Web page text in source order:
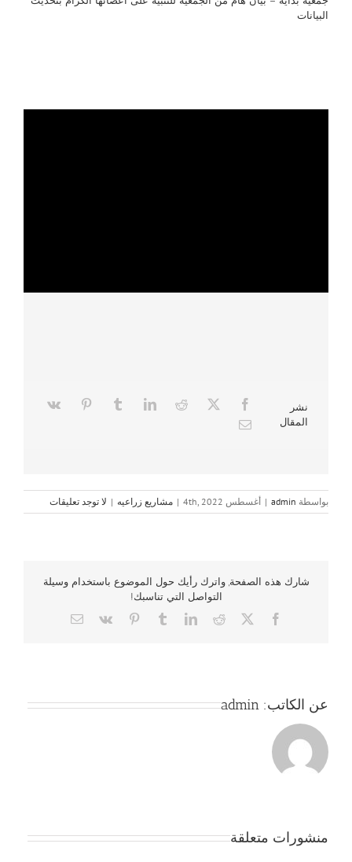
البيانات
نشر
المقال
بواسطة admin
| أغسطس 4th, 2022 | مشاريع زراعيه | لا توجد تعليقات
شارك هذه الصفحة, واترك رأيك حول الموضوع باستخدام وسيلة
التواصل التي تناسبك!
Facebook
X
Reddit
LinkedIn
Tumblr
Pinterest
Vk
Email
عن الكاتب: admin
منشورات متعلقة